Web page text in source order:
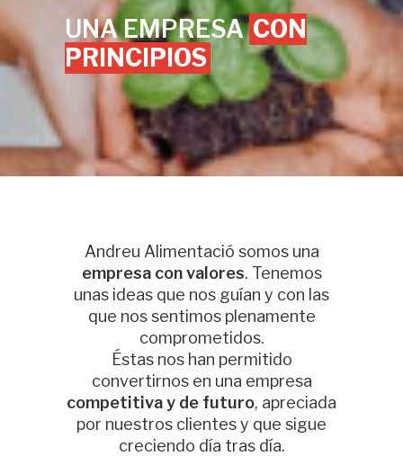
EspañolUNA EMPRESACON
PRINCIPIOS
Andreu Alimentació somos una
empresa con valores. Tenemos
unas ideas que nos guían y con las
que nos sentimos plenamente
comprometidos.
Éstas nos han permitido
convertirnos en una empresa
competitiva y de futuro, apreciada
por nuestros clientes y que sigue
creciendo día tras día.